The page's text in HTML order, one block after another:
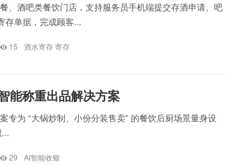
、酒吧类餐饮门店，支持服务员手机端提交存酒申请、吧
存单据，完成顾客...
15 酒水寄存寄存
能称重出品解决方案
专为 “大锅炒制、小份分装售卖” 的餐饮后厨场景量身设
29 AI智能收银